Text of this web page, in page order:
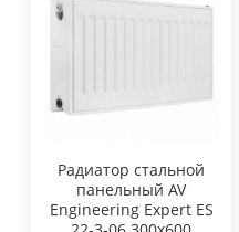
Радиатор стальной
панельный AV
Engineering Expert ES